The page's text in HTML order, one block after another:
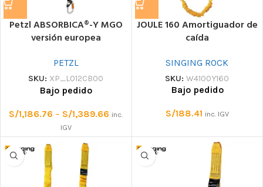
Petzl ABSORBICA®-Y MGO
versión europea
amortiguador de caída y
acoplamientos MGO – EU
PETZL
SKU: XP_L012CB00
Bajo pedido
S/1,186.76 – S/1,389.66 inc.
IGV
JOULE 160 Amortiguador de
caída
SINGING ROCK
SKU:W4100Y160
Bajo pedido
S/188.41 inc. IGV